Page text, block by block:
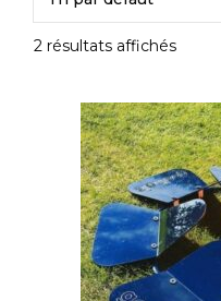
2 résultats affichés